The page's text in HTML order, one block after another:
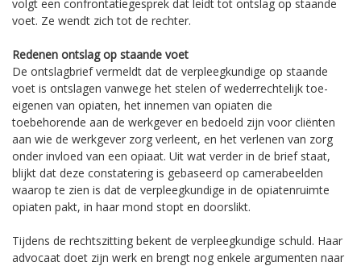
volgt een confrontatiegesprek dat leidt tot ontslag op staande
voet. Ze wendt zich tot de rechter.
Redenen ontslag op staande voet
De ontslagbrief vermeldt dat de verpleegkundige op staande
voet is ontslagen vanwege het stelen of wederrechtelijk toe-
eigenen van opiaten, het innemen van opiaten die
toebehorende aan de werkgever en bedoeld zijn voor cliënten
aan wie de werkgever zorg verleent, en het verlenen van zorg
onder invloed van een opiaat. Uit wat verder in de brief staat,
blijkt dat deze constatering is gebaseerd op camerabeelden
waarop te zien is dat de verpleegkundige in de opiatenruimte
opiaten pakt, in haar mond stopt en doorslikt.
Tijdens de rechtszitting bekent de verpleegkundige schuld. Haar
advocaat doet zijn werk en brengt nog enkele argumenten naar